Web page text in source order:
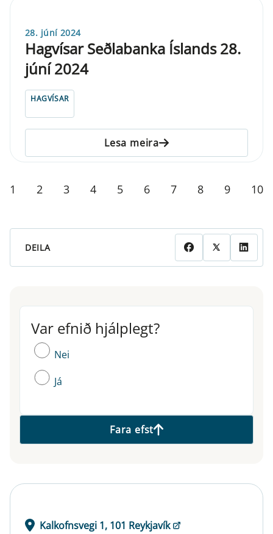
28. júní 2024
Hagvísar Seðlabanka Íslands 28.
júní 2024
HAGVÍSAR
Lesa meira
1 2 3 4 5 6 7 8 9 10
DEILA
Var efnið hjálplegt?
Var efnið hjálplegt?
Nei
Já
Fara efst
Kalkofnsvegi 1, 101 Reykjavík